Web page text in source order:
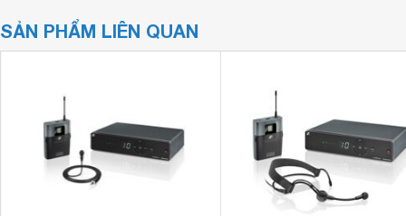
SẢN PHẨM LIÊN QUAN